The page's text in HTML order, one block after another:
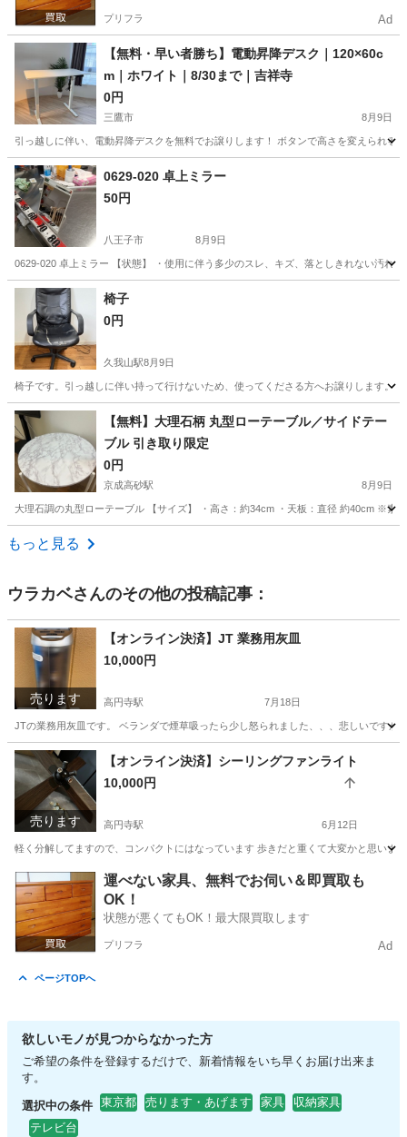
プリフラ Ad
【無料・早い者勝ち】電動昇降デスク｜120×60c
m｜ホワイト｜8/30まで｜吉祥寺
0円
三鷹市 8月9日
引っ越しに伴い、電動昇降デスクを無料でお譲りします！ ボタンで高さを変えられ
東京 三鷹市 デスク
0629-020 卓上ミラー
50円
八王子市 8月9日
0629-020 卓上ミラー 【状態】 ・使用に伴う多少のスレ、キズ、落としきれない汚
東京 八王子市 ミラー/鏡
椅子
0円
久我山駅8月9日
椅子です。引っ越しに伴い持って行けないため、使ってくださる方へお譲りします
東京 杉並区 久我山駅 椅子
【無料】大理石柄 丸型ローテーブル／サイドテー
ブル 引き取り限定
0円
京成高砂駅 8月9日
大理石調の丸型ローテーブル 【サイズ】 ・高さ：約34cm ・天板：直径 約40cm ※素
東京 葛飾区
もっと見る
ウラカベさんのその他の投稿記事：
売ります
【オンライン決済】JT 業務用灰皿
10,000円
高円寺駅 7月18日
JTの業務用灰皿です。 ベランダで煙草吸ったら少し怒られました、、、悲しいですが
東京 杉並区 高円寺駅 食器
売ります
【オンライン決済】シーリングファンライト
10,000円
高円寺駅 6月12日
軽く分解してますので、コンパクトにはなっています 歩きだと重くて大変かと思いま
東京 杉並区 高円寺駅 照明器具
運べない家具、無料でお伺い＆即買取も
OK！
状態が悪くてもOK！最大限買取します
プリフラ Ad
ページTOPへ
欲しいモノが見つからなかった方
ご希望の条件を登録するだけで、新着情報をいち早くお届け出来ま
す。
選択中の条件 東京都 売ります・あげます 家具
収納家具
テレビ台